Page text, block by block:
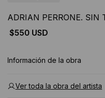
ADRIAN PERRONE.
$550 USD
Información de la obra
Ver toda la obra del artista